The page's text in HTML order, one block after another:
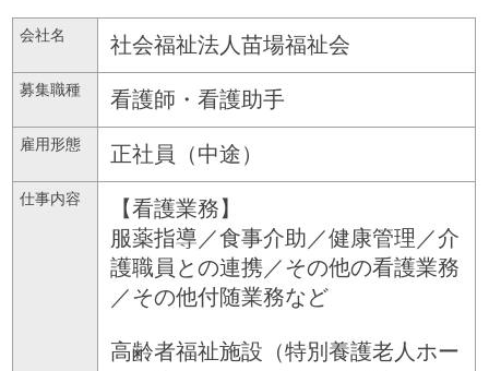
会社名 社会福祉法人苗場福祉会
募集職種 看護師・看護助手
雇用形態 正社員（中途）
仕事内容
【看護業務】
服薬指導／食事介助／健康管理／介
護職員との連携／その他の看護業務
／その他付随業務など
高齢者福祉施設（特別養護老人ホー